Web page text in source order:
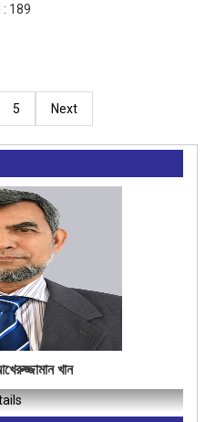
189
5 Next
খান